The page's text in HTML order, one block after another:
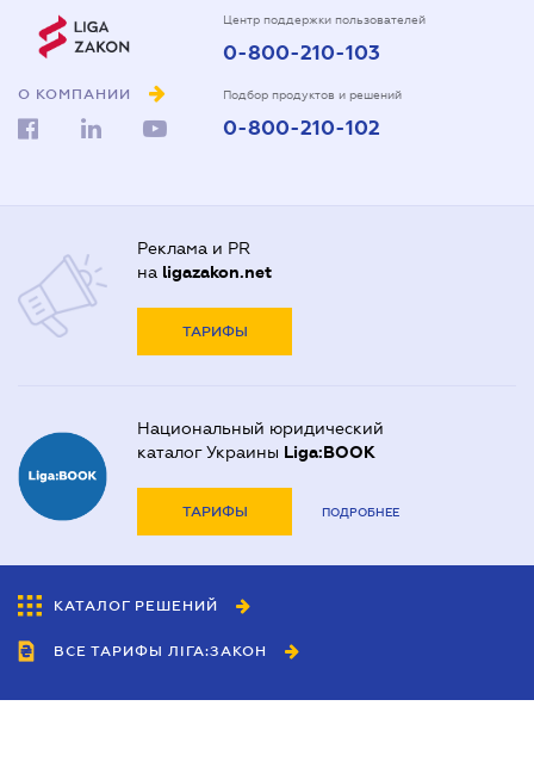
О КОМПАНИИ
Центр поддержки пользователей
0-800-210-103
Подбор продуктов и решений
0-800-210-102
Реклама и PR
на ligazakon.net
ТАРИФЫ
Национальный юридический
каталог Украины Liga:BOOK
ТАРИФЫ ПОДРОБНЕЕ
КАТАЛОГ РЕШЕНИЙ
ВСЕ ТАРИФЫ ЛІГА:ЗАКОН